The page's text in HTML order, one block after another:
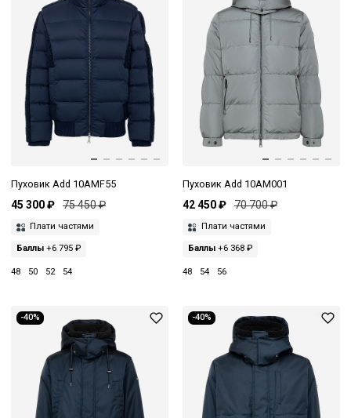
Пуховик Add 10AMF55
45 300 ₽ 75 450 ₽
Плати частями
Баллы +6 795 ₽
48 50 52 54
Пуховик Add 10AM001
42 450 ₽ 70 700 ₽
Плати частями
Баллы+6 368 ₽
48 54 56
-40% -40%